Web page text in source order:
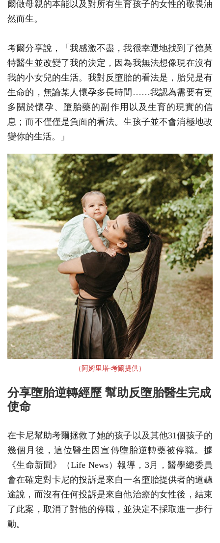
爾做母親的本能以及對所有生育孩子的女性的敬畏油
然而生。
考爾分享說，「我感激不盡，我很幸運地找到了德莫
特醫生並改變了我的決定，因為我無法想像現在沒有
我的小女兒的生活。我對反墮胎的看法是，胎兒是有
生命的，無論某人懷孕多長時間……我認為需要有更
多關於懷孕、墮胎藥的副作用以及生育的現實的信
息；而不僅僅是負面的看法。生孩子並不會消極地改
變你的生活。」
（阿姆⾥塔‧考爾提供）
分享墮胎逆轉經歷 幫助反墮胎醫生完成
使命
在卡尼幫助考爾拯救了她的孩子以及其他31個孩子的
幾個月後，這位醫生因宣傳墮胎逆轉藥被停職。據
《生命新聞》（Life News）報導，3月，醫學總委員
會在確定對卡尼的投訴是來自一名墮胎提供者的道聽
途說，而沒有任何投訴是來自他治療的女性後，結束
了此案，取消了對他的停職，並決定不採取進一步行
動。